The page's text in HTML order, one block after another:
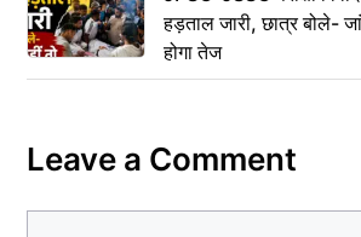
हड़ताल जारी, छात्र बोले-
होगा तेज
Leave a Comment